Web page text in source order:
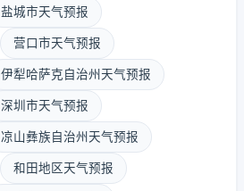
盐城市天气预报
营口市天气预报
伊犁哈萨克自治州天气预报
深圳市天气预报
凉山彝族自治州天气预报
和田地区天气预报